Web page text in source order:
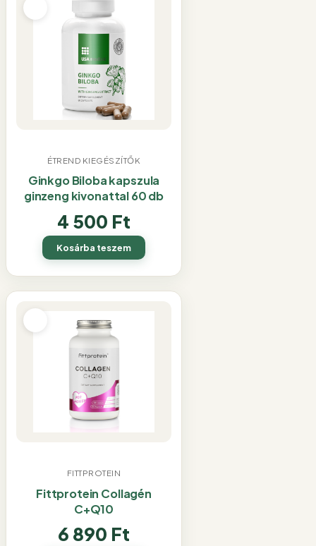
ÉTREND KIEGÉSZÍTŐK
Ginkgo Biloba kapszula
ginzeng kivonattal 60 db
4 500 Ft
Kosárba teszem
FITTPROTEIN
Fittprotein Collagén
C+Q10
6 890 Ft